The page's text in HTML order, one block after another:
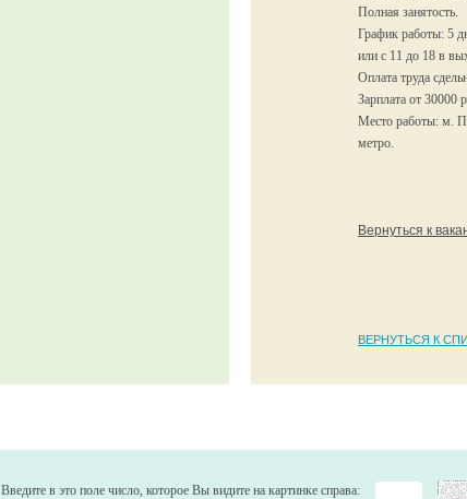
Полная занятость.
График работы: 5
или с 11 до 18 в
Оплата труда
Зарплата от 30000
Место работы: м.
метро.
Вернуться к
ВЕРНУТЬСЯ К
Введите в это поле число, которое Вы видите на картинке справа: